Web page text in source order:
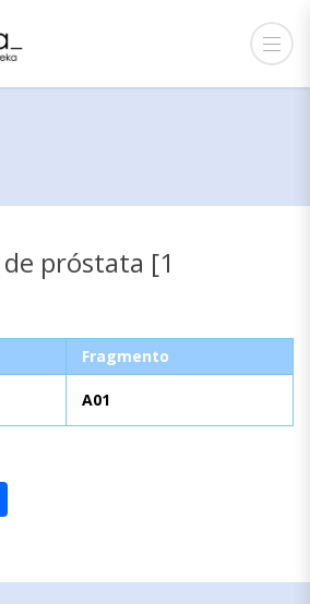
próstata [1
Fragmento
A01